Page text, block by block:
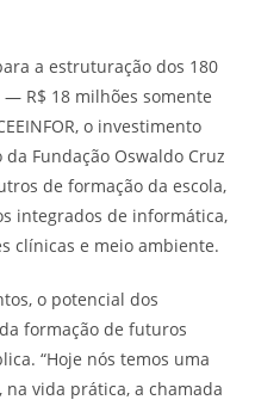
a estruturação dos 180
R$ 18 milhões somente
o investimento
Fundação Oswaldo Cruz
de formação da escola,
integrados de informática,
clínicas e meio ambiente.
o potencial dos
formação de futuros
“Hoje nós temos uma
vida prática, a chamada